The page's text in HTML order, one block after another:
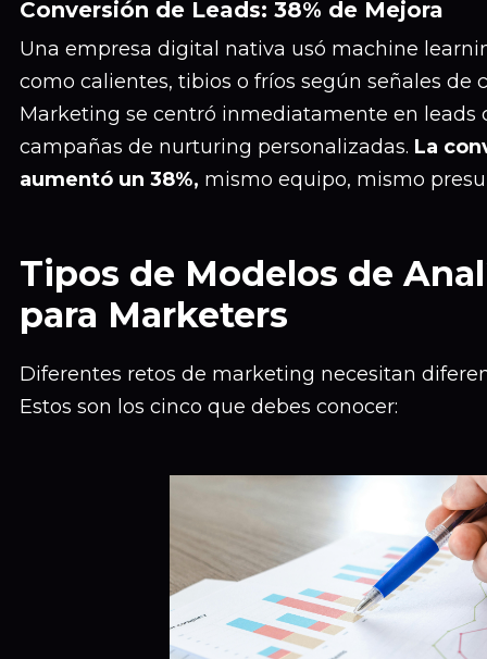
Conversión de Leads: 38% de Mejora
Una empresa digital nativa usó machine
como calientes, tibios o fríos según señales de
Marketing se centró inmediatamente en leads
campañas de nurturing personalizadas. La
aumentó un 38%, mismo equipo, mismo
Tipos de Modelos de
para Marketers
Diferentes retos de marketing necesitan
Estos son los cinco que debes conocer: